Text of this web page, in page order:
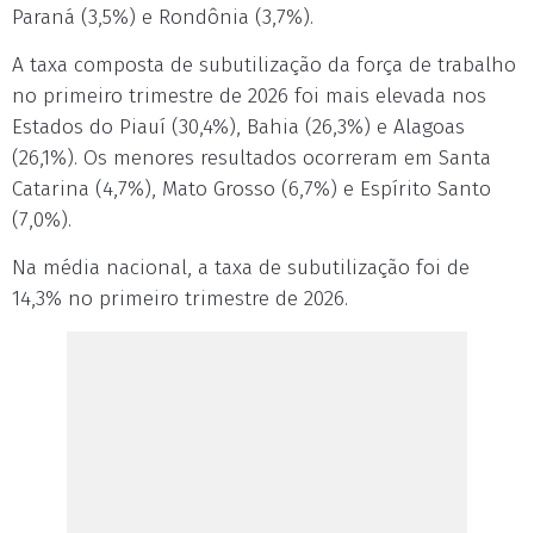
Paraná (3,5%) e Rondônia (3,7%).
A taxa composta de subutilização da força de trabalho
no primeiro trimestre de 2026 foi mais elevada nos
Estados do Piauí (30,4%), Bahia (26,3%) e Alagoas
(26,1%). Os menores resultados ocorreram em Santa
Catarina (4,7%), Mato Grosso (6,7%) e Espírito Santo
(7,0%).
Na média nacional, a taxa de subutilização foi de
14,3% no primeiro trimestre de 2026.